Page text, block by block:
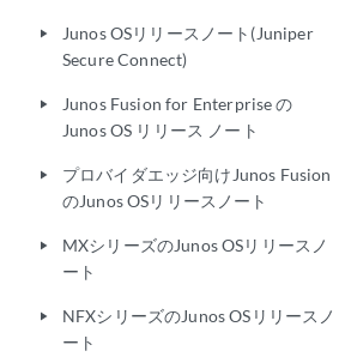
play_arrow
Junos OSリリースノート(Juniper
Secure Connect)
play_arrow
Junos Fusion for Enterprise の
Junos OS リリース ノート
play_arrow
プロバイダエッジ向けJunos Fusion
のJunos OSリリースノート
play_arrow
MXシリーズのJunos OSリリースノ
ート
play_arrow
NFXシリーズのJunos OSリリースノ
ート